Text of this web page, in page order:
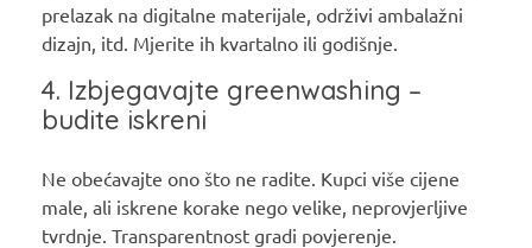
prelazak na digitalne materijale, održivi ambalažni
dizajn, itd. Mjerite ih kvartalno ili godišnje.
4. Izbjegavajte greenwashing –
budite iskreni
Ne obećavajte ono što ne radite. Kupci više cijene
male, ali iskrene korake nego velike, neprovjerljive
tvrdnje. Transparentnost gradi povjerenje.